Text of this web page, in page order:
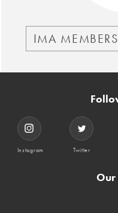
IMA
Instagram Twitter
Our